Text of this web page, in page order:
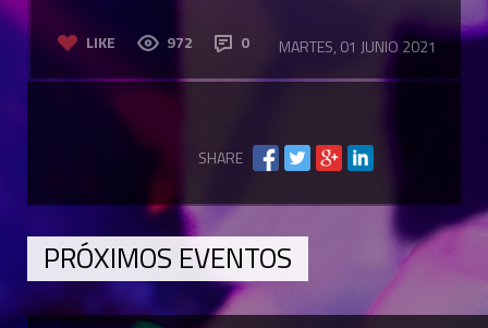
LIKE 972 0 MARTES, 01 JUNIO 2021
SHARE
PRÓXIMOS EVENTOS